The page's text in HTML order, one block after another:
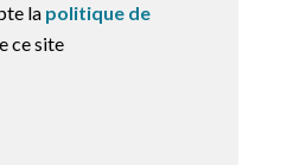
la politique de
ce site